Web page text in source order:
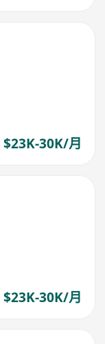
$23K-30K/月
$23K-30K/月